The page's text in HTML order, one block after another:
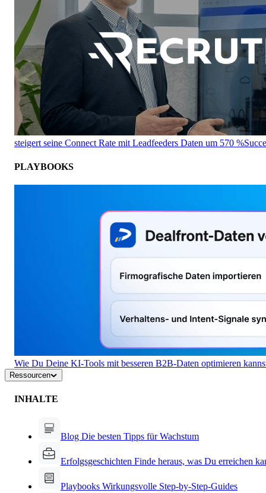
steigert seine Connect Rate mit Leadfeeders Daten um 570 %
PLAYBOOKS
Wie Du Deine KI-Tools mit besseren B2B-Daten optimieren
Ressourcen
INHALTE
Blog Die besten Tipps für Wachstum
Erfolgsgeschichten Finde heraus, was Du erreichen
Playbooks Wirkungsvolle Step-by-Step-Guides